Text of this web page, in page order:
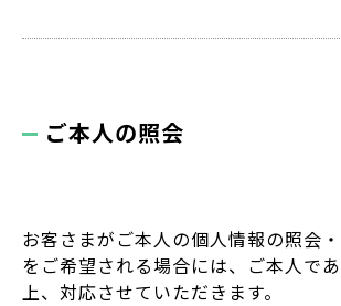
ご本人の照会
お客さまがご本人の個人情報の照会
をご希望される場合には、ご本人で
上、対応させていただきます。